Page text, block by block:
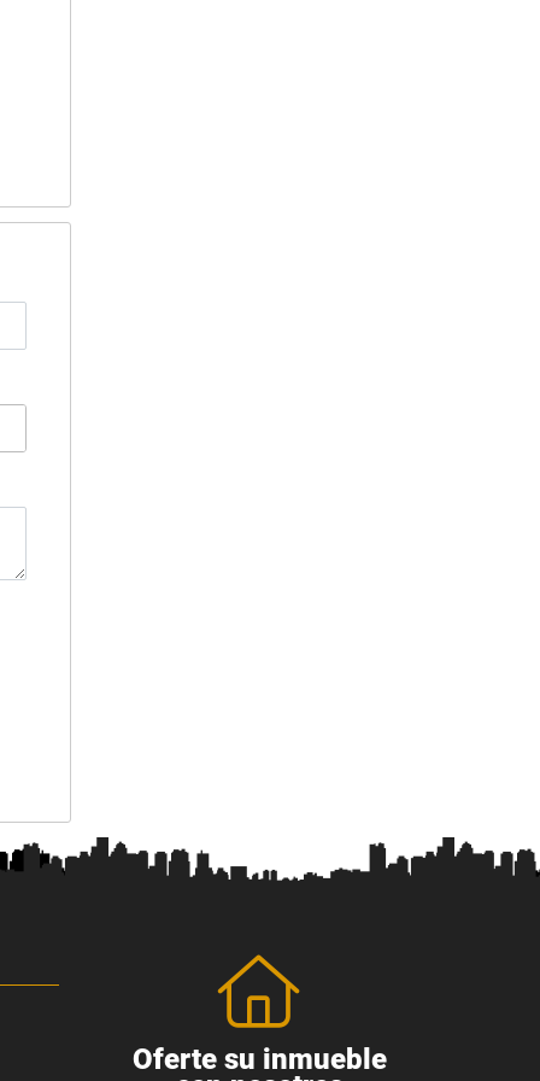
Oferte su inmueble